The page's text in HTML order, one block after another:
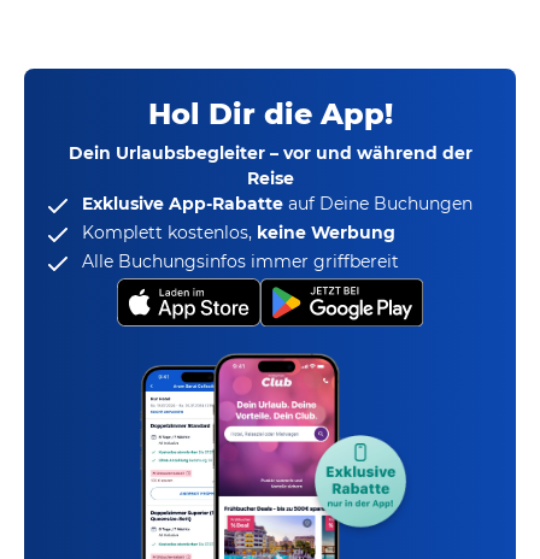
Hol Dir die App!
Dein Urlaubsbegleiter – vor und während der
Reise
Exklusive App-Rabatte auf Deine Buchungen
Komplett kostenlos, keine Werbung
Alle Buchungsinfos immer griffbereit